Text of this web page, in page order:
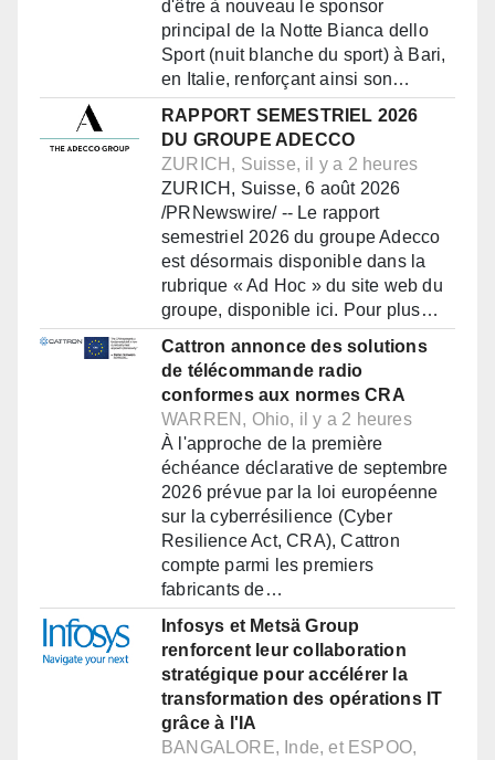
d'être à nouveau le sponsor
principal de la Notte Bianca dello
Sport (nuit blanche du sport) à Bari,
en Italie, renforçant ainsi son…
RAPPORT SEMESTRIEL 2026
DU GROUPE ADECCO
ZURICH, Suisse, il y a 2 heures
ZURICH, Suisse, 6 août 2026
/PRNewswire/ -- Le rapport
semestriel 2026 du groupe Adecco
est désormais disponible dans la
rubrique « Ad Hoc » du site web du
groupe, disponible ici. Pour plus…
Cattron annonce des solutions
de télécommande radio
conformes aux normes CRA
WARREN, Ohio, il y a 2 heures
À l'approche de la première
échéance déclarative de septembre
2026 prévue par la loi européenne
sur la cyberrésilience (Cyber
Resilience Act, CRA), Cattron
compte parmi les premiers
fabricants de…
Infosys et Metsä Group
renforcent leur collaboration
stratégique pour accélérer la
transformation des opérations IT
grâce à l'IA
BANGALORE, Inde, et ESPOO,